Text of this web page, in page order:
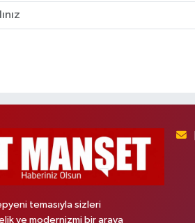
temasıyla sizleri
ve modernizmi bir araya